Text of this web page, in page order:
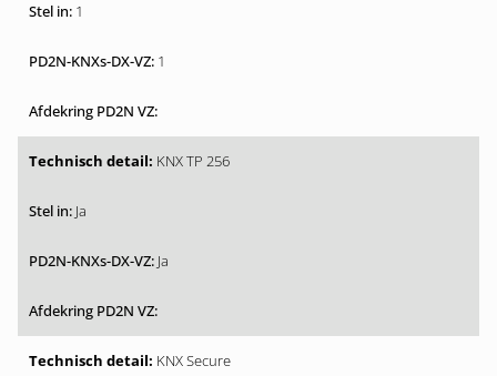
1
1
KNX TP 256
Ja
Ja
KNX Secure